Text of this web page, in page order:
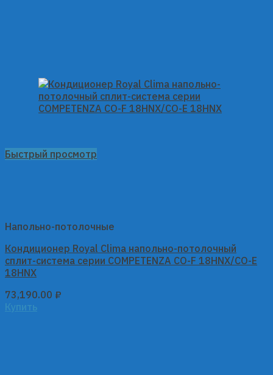
Быстрый просмотр
Напольно-потолочные
Кондиционер Royal Clima напольно-потолочный
сплит-система серии COMPETENZA CO-F 18HNX/CO-E
18HNX
73,190.00 ₽
Купить